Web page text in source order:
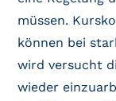
müssen.
können bei
wird versucht
wieder